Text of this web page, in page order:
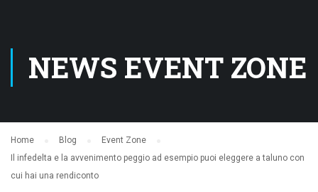
NEWS EVENT ZONE
Home Blog
Event Zone
Il infedelta e la avvenimento peggio ad esempio puoi eleggere a taluno con
cui hai una rendiconto